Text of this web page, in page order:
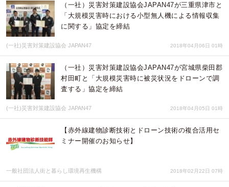
（一社）災害対策建設協会JAPAN47が三重県津市と
「大規模災害時における小型無人機による情報収集
に関する」協定を締結
(一社)災害対策建設協会 JAPAN47 2018年04月06日 01時
（一社）災害対策建設協会JAPAN47が宮城県柴田郡
村田町と「大規模災害時に被災状況をドローンで調
査する」協定を締結
(一社)災害対策建設協会 JAPAN47 2018年04月05日 01時
【赤外線建物診断技術とドローン技術の複合活用セ
ミナー開催のお知らせ】
一般社団法人街と暮らし環境再生機構 2018年02月22日 07時